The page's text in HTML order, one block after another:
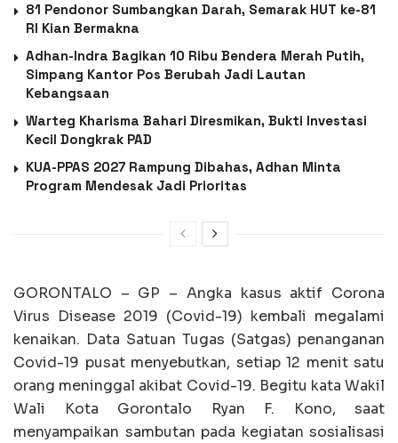
81 Pendonor Sumbangkan Darah, Semarak HUT ke-81
RI Kian Bermakna
Adhan-Indra Bagikan 10 Ribu Bendera Merah Putih,
Simpang Kantor Pos Berubah Jadi Lautan
Kebangsaan
Warteg Kharisma Bahari Diresmikan, Bukti Investasi
Kecil Dongkrak PAD
KUA-PPAS 2027 Rampung Dibahas, Adhan Minta
Program Mendesak Jadi Prioritas
GORONTALO – GP – Angka kasus aktif Corona
Virus Disease 2019 (Covid-19) kembali megalami
kenaikan. Data Satuan Tugas (Satgas) penanganan
Covid-19 pusat menyebutkan, setiap 12 menit satu
orang meninggal akibat Covid-19. Begitu kata Wakil
Wali Kota Gorontalo Ryan F. Kono, saat
menyampaikan sambutan pada kegiatan sosialisasi